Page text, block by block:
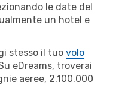
le date del
un hotel e
stesso il tuo volo
eDreams, troverai
aeree, 2.100.000